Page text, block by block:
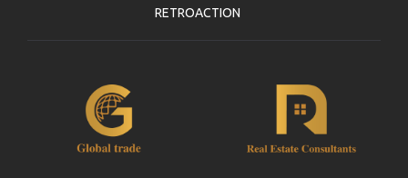
RETROACTION